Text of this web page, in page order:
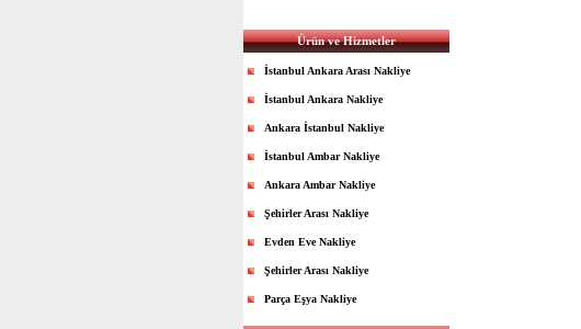
Ürün ve Hizmetler
İstanbul Ankara Arası Nakliye
İstanbul Ankara Nakliye
Ankara İstanbul Nakliye
İstanbul Ambar Nakliye
Ankara Ambar Nakliye
Şehirler Arası Nakliye
Evden Eve Nakliye
Şehirler Arası Nakliye
Parça Eşya Nakliye